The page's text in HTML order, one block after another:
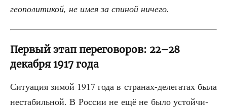
гео­по­ли­ти­кой, не имея за спи­ной ничего.
Первый этап переговоров: 22–28
декабря 1917 года
Ситу­а­ция зимой 1917 года в стра­нах-деле­га­тах была
неста­биль­ной. В Рос­сии не ещё не было устой­чи­